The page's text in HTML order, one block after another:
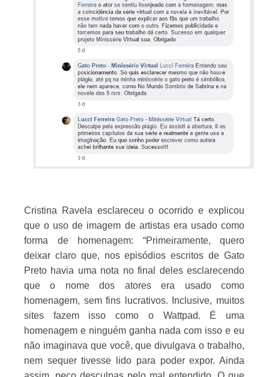
Cristina Ravela esclareceu o ocorrido e explicou
que o uso de imagem de artistas era usado como
forma de homenagem: “Primeiramente, quero
deixar claro que, nos episódios escritos de Gato
Preto havia uma nota no final deles esclarecendo
que o nome dos atores era usado como
homenagem, sem fins lucrativos. Inclusive, muitos
sites fazem isso como o Wattpad. É uma
homenagem e ninguém ganha nada com isso e eu
não imaginava que você, que divulgava o trabalho,
nem sequer tivesse lido para poder expor. Ainda